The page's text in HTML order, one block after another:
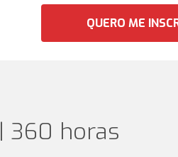
QUERO ME
| 360 horas